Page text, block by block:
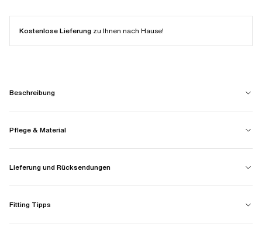
Kostenlose Lieferung zu Ihnen nach Hause!
Beschreibung
Pflege & Material
Lieferung und Rücksendungen
Fitting Tipps